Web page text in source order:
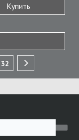
Купить
32